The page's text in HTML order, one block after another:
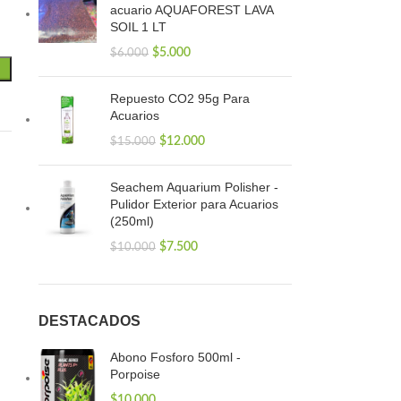
acuario AQUAFOREST LAVA
SOIL 1 LT
$6.000 $5.000
Repuesto CO2 95g Para
Acuarios
$15.000 $12.000
Seachem Aquarium Polisher -
Pulidor Exterior para Acuarios
(250ml)
$10.000 $7.500
DESTACADOS
Abono Fosforo 500ml -
Porpoise